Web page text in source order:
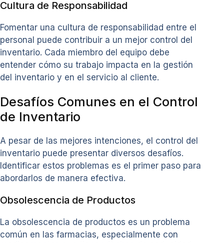
Cultura de Responsabilidad
Fomentar una cultura de responsabilidad entre el
personal puede contribuir a un mejor control del
inventario. Cada miembro del equipo debe
entender cómo su trabajo impacta en la gestión
del inventario y en el servicio al cliente.
Desafíos Comunes en el Control
de Inventario
A pesar de las mejores intenciones, el control del
inventario puede presentar diversos desafíos.
Identificar estos problemas es el primer paso para
abordarlos de manera efectiva.
Obsolescencia de Productos
La obsolescencia de productos es un problema
común en las farmacias, especialmente con